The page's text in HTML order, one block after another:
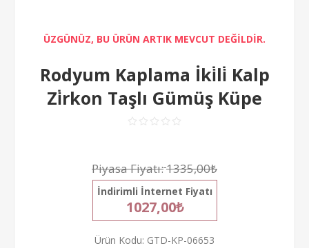
ÜZGÜNÜZ, BU ÜRÜN ARTIK MEVCUT DEĞİLDİR.
Rodyum Kaplama İki̇li̇ Kalp
Zi̇rkon Taşlı Gümüş Küpe
Piyasa Fiyatı:1335,00₺
İndirimli İnternet Fiyatı
1027,00₺
Ürün Kodu: GTD-KP-06653